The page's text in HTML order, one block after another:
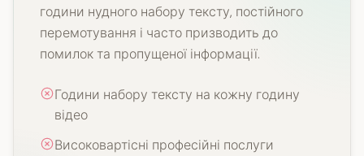
години нудного набору тексту, постійного
перемотування і часто призводить до
помилок та пропущеної інформації.
Години набору тексту на кожну годину
відео
Високовартісні професійні послуги